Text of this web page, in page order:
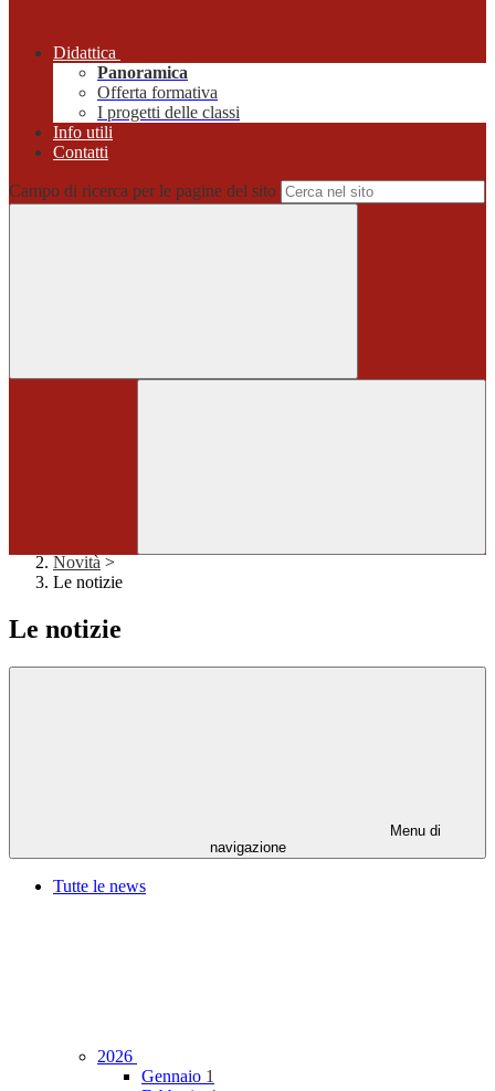
Didattica
Panoramica
Offerta formativa
I progetti delle classi
Info utili
Contatti
Campo di ricerca per le pagine del sito
Novità >
Le notizie
Le notizie
Menu di
navigazione
Tutte le news
2026
Gennaio 1